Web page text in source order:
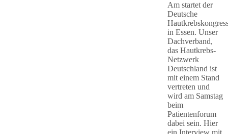
Am startet der
Deutsche
in Essen. Unser
Dachverband,
das Hautkrebs-
Netzwerk
Deutschland ist
mit einem Stand
vertreten und
wird am Samstag
beim
Patientenforum
dabei sein. Hier
ein Interview mit